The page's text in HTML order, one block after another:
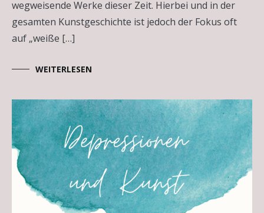
wegweisende Werke dieser Zeit. Hierbei und in der
gesamten Kunstgeschichte ist jedoch der Fokus oft
auf „weiße […]
WEITERLESEN